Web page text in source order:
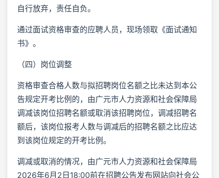
自行放弃，责任自负。
通过面试资格审查的应聘人员，现场领取《面试通知
书》。
（四）岗位调整
资格审查合格人数与拟招聘岗位名额之比未达到本公
告规定开考比例的，由广元市人力资源和社会保障局
调减该岗位招聘名额或取消该招聘岗位，调减招聘名
额后，该岗位报考人数与调减后的招聘名额之比应达
到该岗位规定的开考比例。
调减或取消的情况，由广元市人力资源和社会保障局
2026年6月2日18:00前在招聘公告发布网站向社会公